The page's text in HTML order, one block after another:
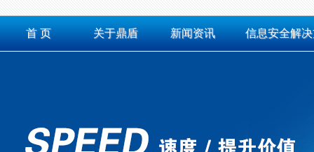
首 页 关于鼎盾 新闻资讯 信息安全解